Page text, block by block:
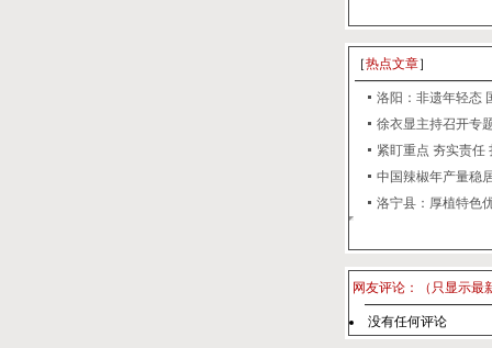
［热点文章］
洛阳：非遗年轻态
徐衣显主持召开专
紧盯重点 夯实责任
中国辣椒年产量稳
洛宁县：厚植特色
网友评论：（只显示最
没有任何评论